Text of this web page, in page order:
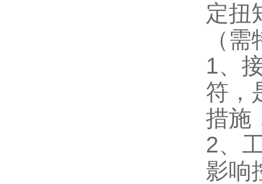
定扭
（
1、
符，
措施
2、
影响